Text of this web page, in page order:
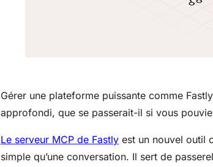
Gérer une plateforme puissante comme
approfondi, que se passerait-il si vous
Le serveur MCP de Fastly est un nouvel outil
simple qu’une conversation. Il sert de